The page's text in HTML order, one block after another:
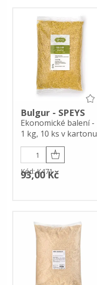
Bulgur - SPEYS
Ekonomické balení -
1 kg, 10 ks v kartonu
93,00 Kč
Kód: K471